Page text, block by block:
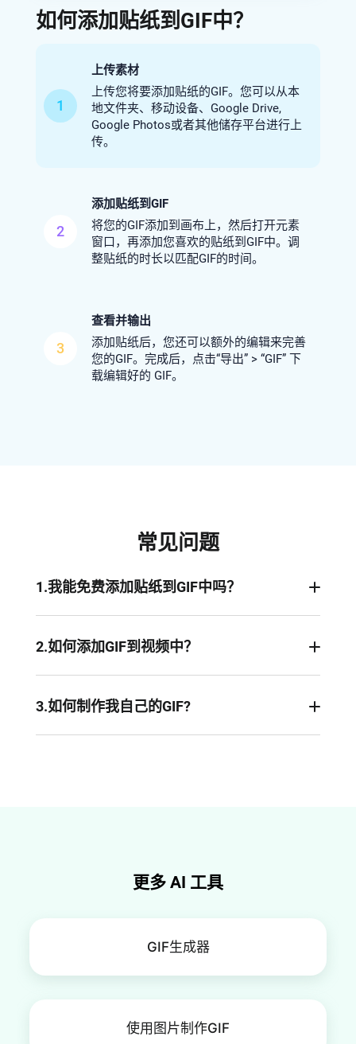
如何添加贴纸到GIF中？
1
上传素材
上传您将要添加贴纸的GIF。您可以从本
地文件夹、移动设备、Google Drive,
Google Photos或者其他储存平台进行上
传。
2
添加贴纸到GIF
将您的GIF添加到画布上，然后打开元素
窗口，再添加您喜欢的贴纸到GIF中。调
整贴纸的时长以匹配GIF的时间。
3
查看并输出
添加贴纸后，您还可以额外的编辑来完善
您的GIF。完成后，点击“导出” > “GIF” 下
载编辑好的 GIF。
常见问题
1.我能免费添加贴纸到GIF中吗？
以免费向 GIF 添加无限数量的贴纸，还能获得高质
2.如何添加GIF到视频中？
2. 访问 FlexClip 丰富的 GIF 库，通过点击“元素”面
3.如何制作我自己的GIF?
更多 AI 工具
GIF生成器
使用图片制作GIF